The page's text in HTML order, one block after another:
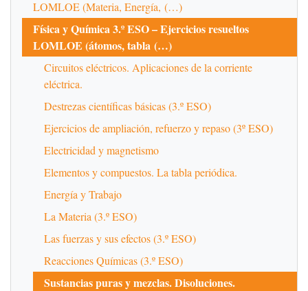
LOMLOE (Materia, Energía, (…)
Física y Química 3.º ESO – Ejercicios resueltos
LOMLOE (átomos, tabla (…)
Circuitos eléctricos. Aplicaciones de la corriente
eléctrica.
Destrezas científicas básicas (3.º ESO)
Ejercicios de ampliación, refuerzo y repaso (3º ESO)
Electricidad y magnetismo
Elementos y compuestos. La tabla periódica.
Energía y Trabajo
La Materia (3.º ESO)
Las fuerzas y sus efectos (3.º ESO)
Reacciones Químicas (3.º ESO)
Sustancias puras y mezclas. Disoluciones.